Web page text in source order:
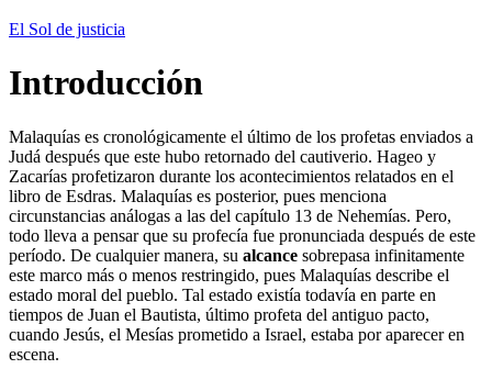
El Sol de justicia
Introducción
Malaquías es cronológicamente el último de los profetas enviados a
Judá después que este hubo retornado del cautiverio. Hageo y
Zacarías profetizaron durante los acontecimientos relatados en el
libro de Esdras. Malaquías es posterior, pues menciona
circunstancias análogas a las del capítulo 13 de Nehemías. Pero,
todo lleva a pensar que su profecía fue pronunciada después de este
período. De cualquier manera, su alcance sobrepasa infinitamente
este marco más o menos restringido, pues Malaquías describe el
estado moral del pueblo. Tal estado existía todavía en parte en
tiempos de Juan el Bautista, último profeta del antiguo pacto,
cuando Jesús, el Mesías prometido a Israel, estaba por aparecer en
escena.